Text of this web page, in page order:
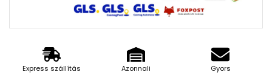
Express szállítás
Azonnali
Gyors